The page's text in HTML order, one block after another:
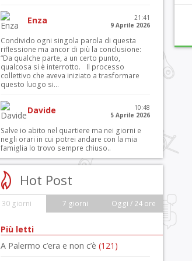
Enza
21:41
9 Aprile 2026
Condivido ogni singola parola di questa
riflessione ma ancor di più la conclusione:
“Da qualche parte, a un certo punto,
qualcosa si è interrotto. Il processo
collettivo che aveva iniziato a trasformare
questo luogo si...
Davide
10:48
5 Aprile 2026
Salve io abito nel quartiere ma nei giorni e
negli orari in cui potrei andare con la mia
famiglia lo trovo sempre chiuso..
Hot Post
30 giorni 7 giorni Oggi / 24 ore
Più letti
A Palermo c’era e non c’è (121)